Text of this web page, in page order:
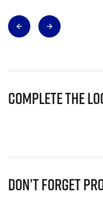
Complete The
Don’t Forget